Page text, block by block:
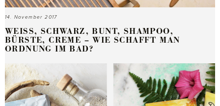
14. November 2017
WEISS, SCHWARZ, BUNT, SHAMPOO, B
ÜRSTE, CREME – WIE SCHAFFT MAN O
RDNUNG IM BAD?